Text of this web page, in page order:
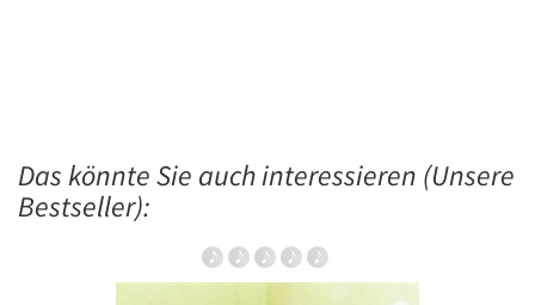
Das könnte Sie auch interessieren (Unsere
Bestseller):